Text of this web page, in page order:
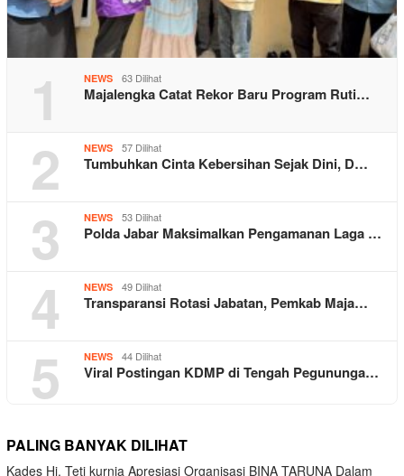
1 NEWS 63 Dilihat
Majalengka Catat Rekor Baru Program Ruti…
2 NEWS 57 Dilihat
Tumbuhkan Cinta Kebersihan Sejak Dini, D…
3 NEWS 53 Dilihat
Polda Jabar Maksimalkan Pengamanan Laga …
4 NEWS 49 Dilihat
Transparansi Rotasi Jabatan, Pemkab Maja…
5 NEWS 44 Dilihat
Viral Postingan KDMP di Tengah Pegununga…
PALING BANYAK DILIHAT
Kades Hj. Teti kurnia Apresiasi Organisasi BINA TARUNA Dalam